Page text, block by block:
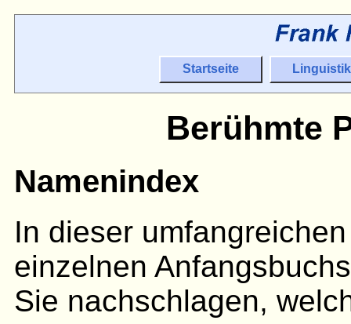
Startseite Linguistik
Berühmte
Namenindex
In dieser
einzelnen
Sie nachschlagen,